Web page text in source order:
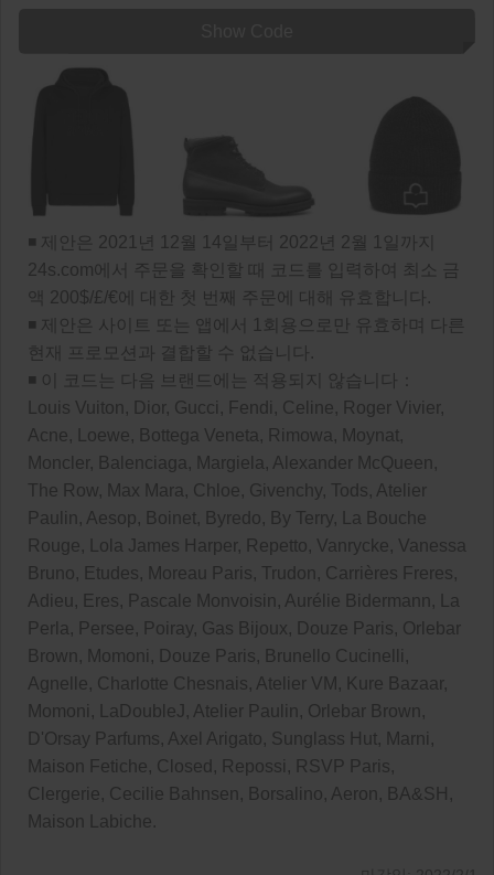
◾ 제안은 2021년 12월 14일부터 2022년 2월 1일까지
24s.com에서 주문을 확인할 때 코드를 입력하여 최소 금
액 200$/£/€에 대한 첫 번째 주문에 대해 유효합니다.
◾ 제안은 사이트 또는 앱에서 1회용으로만 유효하며 다른
현재 프로모션과 결합할 수 없습니다.
◾ 이 코드는 다음 브랜드에는 적용되지 않습니다：
Louis Vuiton, Dior, Gucci, Fendi, Celine, Roger Vivier,
Acne, Loewe, Bottega Veneta, Rimowa, Moynat,
Moncler, Balenciaga, Margiela, Alexander McQueen,
The Row, Max Mara, Chloe, Givenchy, Tods, Atelier
Paulin, Aesop, Boinet, Byredo, By Terry, La Bouche
Rouge, Lola James Harper, Repetto, Vanrycke, Vanessa
Bruno, Etudes, Moreau Paris, Trudon, Carrières Freres,
Adieu, Eres, Pascale Monvoisin, Aurélie Bidermann, La
Perla, Persee, Poiray, Gas Bijoux, Douze Paris, Orlebar
Brown, Momoni, Douze Paris, Brunello Cucinelli,
Agnelle, Charlotte Chesnais, Atelier VM, Kure Bazaar,
Momoni, LaDoubleJ, Atelier Paulin, Orlebar Brown,
D'Orsay Parfums, Axel Arigato, Sunglass Hut, Marni,
Maison Fetiche, Closed, Repossi, RSVP Paris,
Clergerie, Cecilie Bahnsen, Borsalino, Aeron, BA&SH,
Maison Labiche.